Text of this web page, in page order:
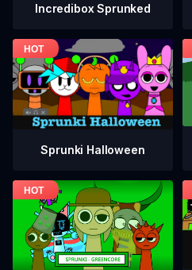
Incredibox Sprunked
Sprunki Halloween